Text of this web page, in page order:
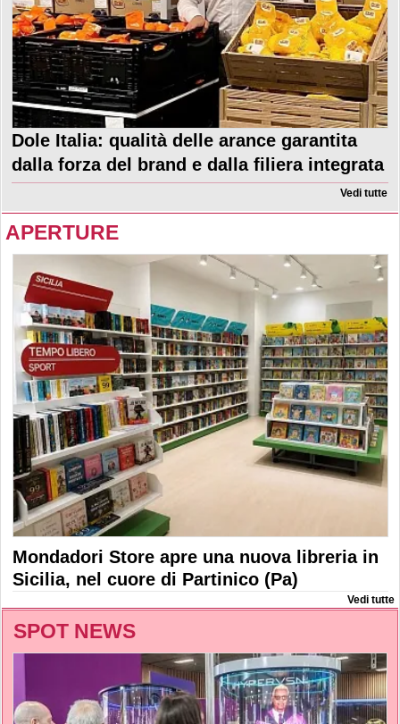
Dole Italia: qualità delle arance garantita
dalla forza del brand e dalla filiera integrata
Vedi tutte
APERTURE
Mondadori Store apre una nuova libreria in
Sicilia, nel cuore di Partinico (Pa)
Vedi tutte
SPOT NEWS